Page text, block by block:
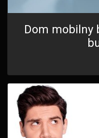
Dom mobilny